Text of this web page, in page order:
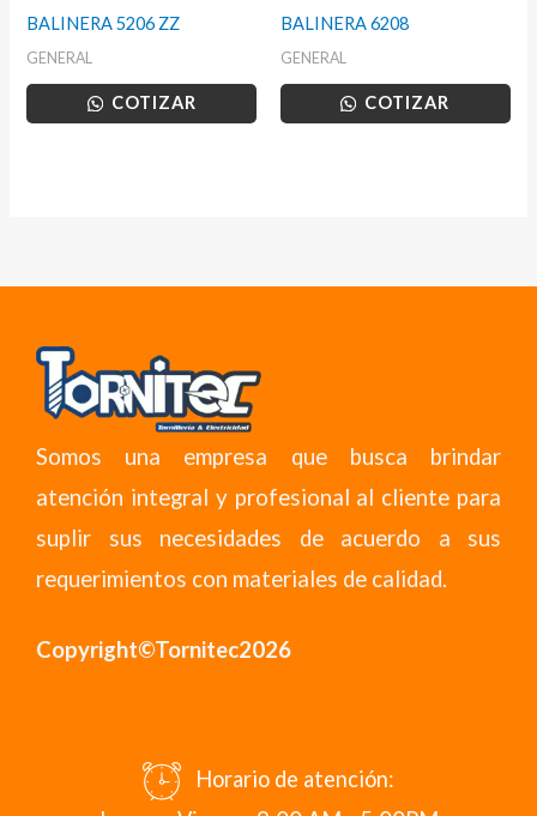
BALINERA 5206 ZZ
GENERAL
COTIZAR
BALINERA 6208
GENERAL
COTIZAR
Somos una empresa que busca brindar
atención integral y profesional al cliente para
suplir sus necesidades de acuerdo a sus
requerimientos con materiales de calidad.
Copyright©Tornitec2026
Horario de atención: